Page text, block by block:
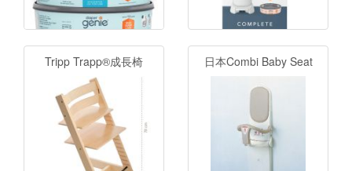
Tripp Trapp®成長椅 日本Combi Baby Seat